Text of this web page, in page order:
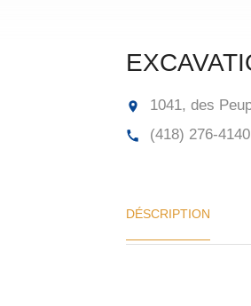
1041, des
(418) 276-4140
DÉSCRIPTION